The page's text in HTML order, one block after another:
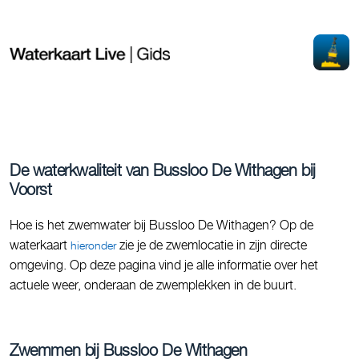
De waterkwaliteit van Bussloo De Withagen bij
Voorst
Hoe is het zwemwater bij Bussloo De Withagen? Op de
waterkaart hieronderzie je de zwemlocatie in zijn directe
omgeving. Op deze pagina vind je alle informatie over het
actuele weer, onderaan de zwemplekken in de buurt.
Zwemmen bij Bussloo De Withagen